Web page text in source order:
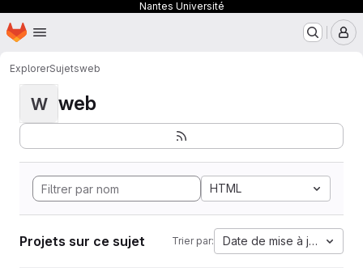
Nantes Université
Passer au contenu principal
Page d'accueil
ExplorerSujetsweb
W web
HTML
Projets sur ce sujet Trier par: Date de mise à jour